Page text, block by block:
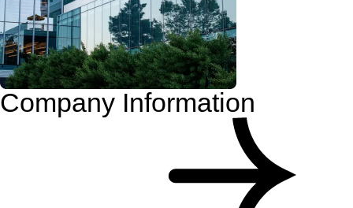
Company Information